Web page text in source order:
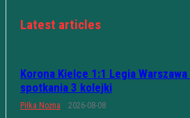
Latest articles
Korona Kielce 1:1 Legia
spotkania 3 kolejki
Piłka Nożna 2026-08-08